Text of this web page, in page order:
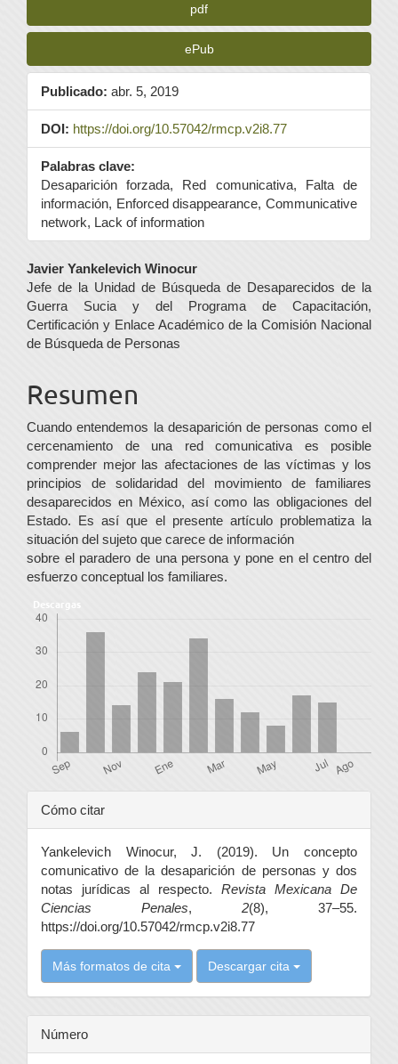
pdf
ePub
Publicado: abr. 5, 2019
DOI: https://doi.org/10.57042/rmcp.v2i8.77
Palabras clave:
Desaparición forzada, Red comunicativa, Falta de
información, Enforced disappearance, Communicative
network, Lack of information
Contenido
principal
del
artículo
Javier Yankelevich Winocur
Jefe de la Unidad de Búsqueda de Desaparecidos de la
Guerra Sucia y del Programa de Capacitación,
Certificación y Enlace Académico de la Comisión Nacional
de Búsqueda de Personas
Resumen
Cuando entendemos la desaparición de personas como el
cercenamiento de una red comunicativa es posible
comprender mejor las afectaciones de las víctimas y los
principios de solidaridad del movimiento de familiares
desaparecidos en México, así como las obligaciones del
Estado. Es así que el presente artículo problematiza la
situación del sujeto que carece de información
sobre el paradero de una persona y pone en el centro del
esfuerzo conceptual los familiares.
Descargas
Detalles
del
artículo
Cómo citar
Yankelevich Winocur, J. (2019). Un concepto
comunicativo de la desaparición de personas y dos
notas jurídicas al respecto. Revista Mexicana De
Ciencias Penales, 2(8), 37–55.
https://doi.org/10.57042/rmcp.v2i8.77
Más formatos de cita Descargar cita
Número